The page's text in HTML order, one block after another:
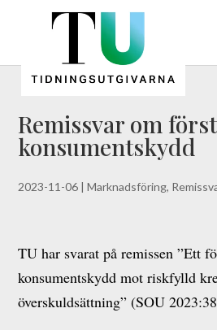
Remissvar om
konsumentskydd
2023-11-06 |Marknadsföring,
TU har svarat på remissen ”Ett
konsumentskydd mot riskfylld
överskuldsättning” (SOU